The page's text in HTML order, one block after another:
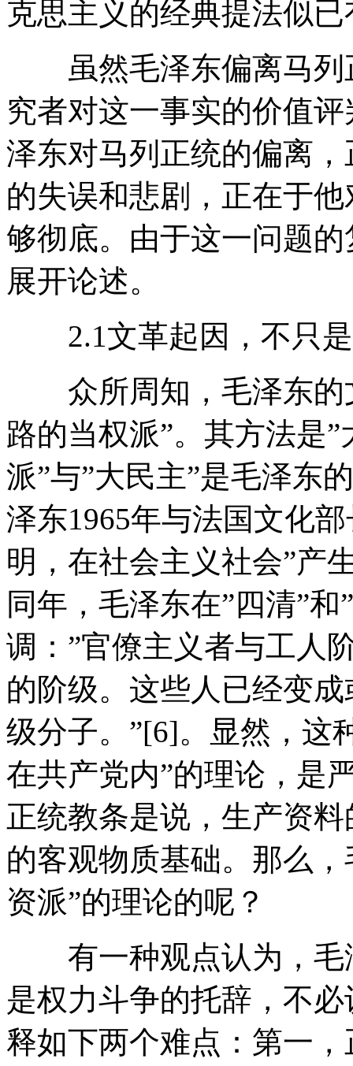
克思主义的经典提法似
虽然毛泽东偏离马列
究者对这一事实的价值
泽东对马列正统的偏离
的失误和悲剧，正在于
够彻底。由于这一问题
展开论述。
2.1文革起因，不只是
众所周知，毛泽东的
路的当权派”。其方法是
派”与”大民主”是毛泽东
泽东1965年与法国文化
明，在社会主义社会”产
同年，毛泽东在”四清”
调：”官僚主义者与工人
的阶级。这些人已经变
级分子。”[6]。显然，这
在共产党内”的理论，是
正统教条是说，生产资
的客观物质基础。那么
资派”的理论的呢？
有一种观点认为，毛
是权力斗争的托辞，不
释如下两个难点：第一